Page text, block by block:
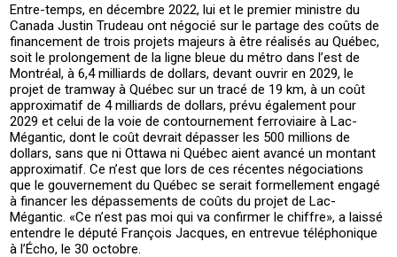
Entre-temps, en décembre 2022, lui et le premier ministre du
Canada Justin Trudeau ont négocié sur le partage des coûts de
financement de trois projets majeurs à être réalisés au Québec,
soit le prolongement de la ligne bleue du métro dans l’est de
Montréal, à 6,4 milliards de dollars, devant ouvrir en 2029, le
projet de tramway à Québec sur un tracé de 19 km, à un coût
approximatif de 4 milliards de dollars, prévu également pour
2029 et celui de la voie de contournement ferroviaire à Lac-
Mégantic, dont le coût devrait dépasser les 500 millions de
dollars, sans que ni Ottawa ni Québec aient avancé un montant
approximatif. Ce n’est que lors de ces récentes négociations
que le gouvernement du Québec se serait formellement engagé
à financer les dépassements de coûts du projet de Lac-
Mégantic. «Ce n’est pas moi qui va confirmer le chiffre», a laissé
entendre le député François Jacques, en entrevue téléphonique
à l’Écho, le 30 octobre.